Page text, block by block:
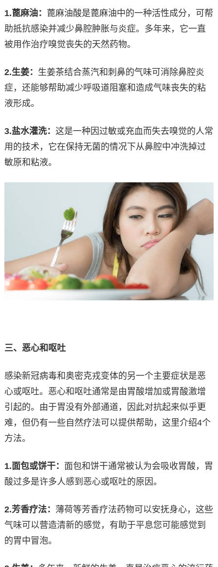
1.蓖麻油： 蓖麻油酸是蓖麻油中的一种活性成分，可帮
助抵抗感染并减少鼻腔肿胀与炎症。多年来，它一直
被用作治疗嗅觉丧失的天然药物。
2.生姜： 生姜茶结合蒸汽和刺鼻的气味可消除鼻腔炎
症，还能够帮助减少呼吸道阻塞和造成气味丧失的粘
液形成。
3.盐水灌洗： 这是一种因过敏或充血而失去嗅觉的人常
用的技术，它在保持无菌的情况下从鼻腔中冲洗掉过
敏原和粘液。
三、恶心和呕吐
感染新冠病毒和奥密克戎变体的另一个主要症状是恶
心或呕吐。恶心和呕吐通常是由胃酸增加或胃酸激增
引起的。由于胃没有外部通道，因此对抗起来似乎更
难，但仍有一些自然疗法可以提供帮助，这里介绍4个
方法。
1.面包或饼干： 面包和饼干通常被认为会吸收胃酸，胃
酸过多是许多人感到恶心或呕吐的原因。
2.芳香疗法： 薄荷等芳香疗法药物可以安抚身心，这些
气味可以营造清新的感觉，有助于平息您可能感觉到
的胃中冒泡。